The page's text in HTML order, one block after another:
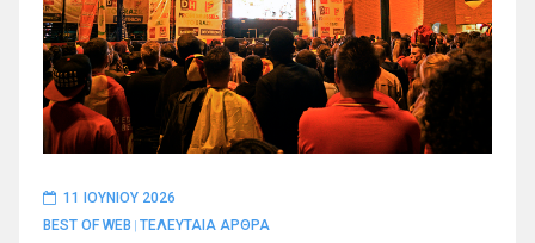
11 ΙΟΥΝΊΟΥ 2026
BEST OF WEB ΤΕΛΕΥΤΑΙΑ ΑΡΘΡΑ